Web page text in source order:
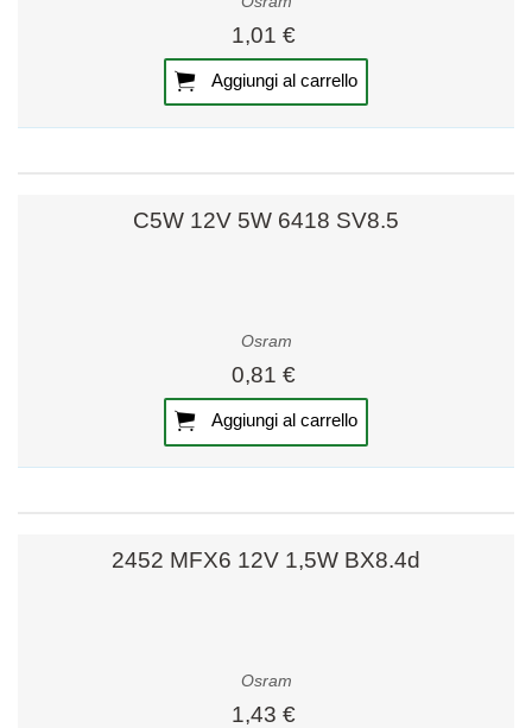
1,01 €
Aggiungi al carrello
C5W 12V 5W 6418 SV8.5
Osram
0,81 €
Aggiungi al carrello
2452 MFX6 12V 1,5W BX8.4d
Osram
1,43 €